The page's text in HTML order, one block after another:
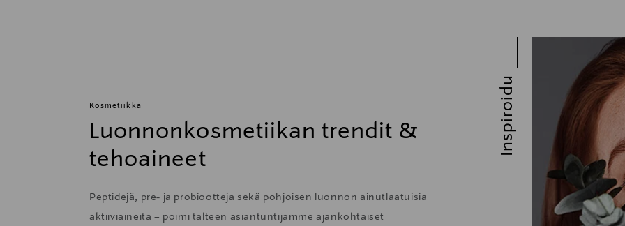
Kosmetiikka
Luonnonkosmetiikan trendit &
tehoaineet
Peptidejä, pre- ja probiootteja sekä pohjoisen luonnon ainutlaatuisia
aktiiviaineita – poimi talteen asiantuntijamme ajankohtaiset
Inspiroidu